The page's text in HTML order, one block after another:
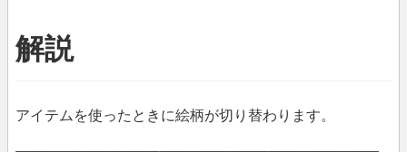
解説
アイテムを使ったときに絵柄が切り替わります。